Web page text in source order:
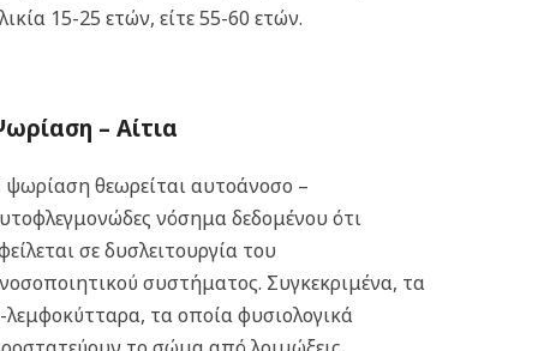
15-25 ετών, είτε 55-60 ετών.
–Αίτια
ψωρίαση θεωρείται αυτοάνοσο –
νόσημα δεδομένου ότι
σε δυσλειτουργία του
συστήματος. Συγκεκριμένα, τα
λεμφοκύτταρα, τα οποία φυσιολογικά